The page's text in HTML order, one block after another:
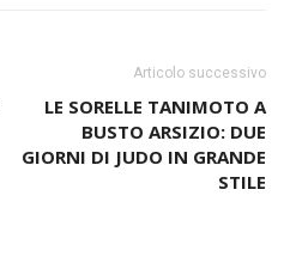
Articolo successivo
LE SORELLE TANIMOTO A
BUSTO ARSIZIO: DUE
GIORNI DI JUDO IN GRANDE
STILE